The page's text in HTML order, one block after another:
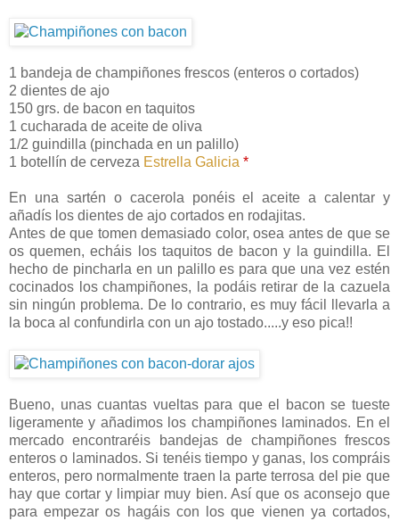
1 bandeja de champiñones frescos (enteros o cortados)
2 dientes de ajo
150 grs. de bacon en taquitos
1 cucharada de aceite de oliva
1/2 guindilla (pinchada en un palillo)
1 botellín de cerveza Estrella Galicia *
En una sartén o cacerola ponéis el aceite a calentar y
añadís los dientes de ajo cortados en rodajitas.
Antes de que tomen demasiado color, osea antes de que se
os quemen, echáis los taquitos de bacon y la guindilla. El
hecho de pincharla en un palillo es para que una vez estén
cocinados los champiñones, la podáis retirar de la cazuela
sin ningún problema. De lo contrario, es muy fácil llevarla a
la boca al confundirla con un ajo tostado.....y eso pica!!
Bueno, unas cuantas vueltas para que el bacon se tueste
ligeramente y añadimos los champiñones laminados. En el
mercado encontraréis bandejas de champiñones frescos
enteros o laminados. Si tenéis tiempo y ganas, los compráis
enteros, pero normalmente traen la parte terrosa del pie que
hay que cortar y limpiar muy bien. Así que os aconsejo que
para empezar os hagáis con los que vienen ya cortados,